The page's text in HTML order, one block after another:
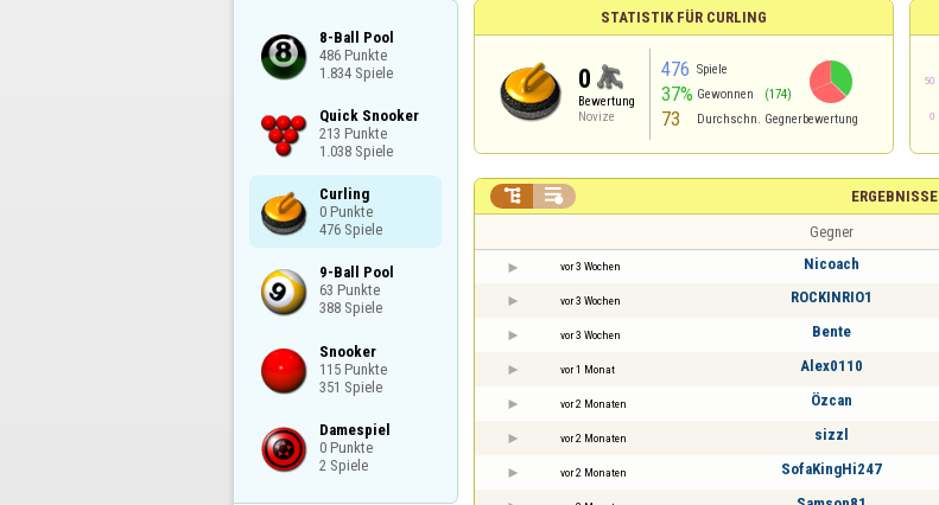
8-Ball Pool
486 Punkte
1.834 Spiele
Quick Snooker
213 Punkte
1.038 Spiele
Curling
0 Punkte
476 Spiele
9-Ball Pool
63 Punkte
388 Spiele
Snooker
115 Punkte
351 Spiele
Damespiel
0 Punkte
2 Spiele
STATISTIK FÜR CURLING
0
Bewertung
Novize
476 Spiele
37% Gewonnen (174)
73 Durchschn. Gegnerbewertung
ERGEBNISSE
 
Gegner
vor 3 Wochen Nicoach
vor 3 Wochen ROCKINRIO1
vor 3 Wochen Bente
vor 1 Monat Alex0110
vor 2 Monaten Özcan
vor 2 Monaten sizzl
vor 2 Monaten SofaKingHi247